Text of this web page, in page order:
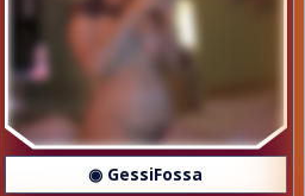
◉ GessiFossa